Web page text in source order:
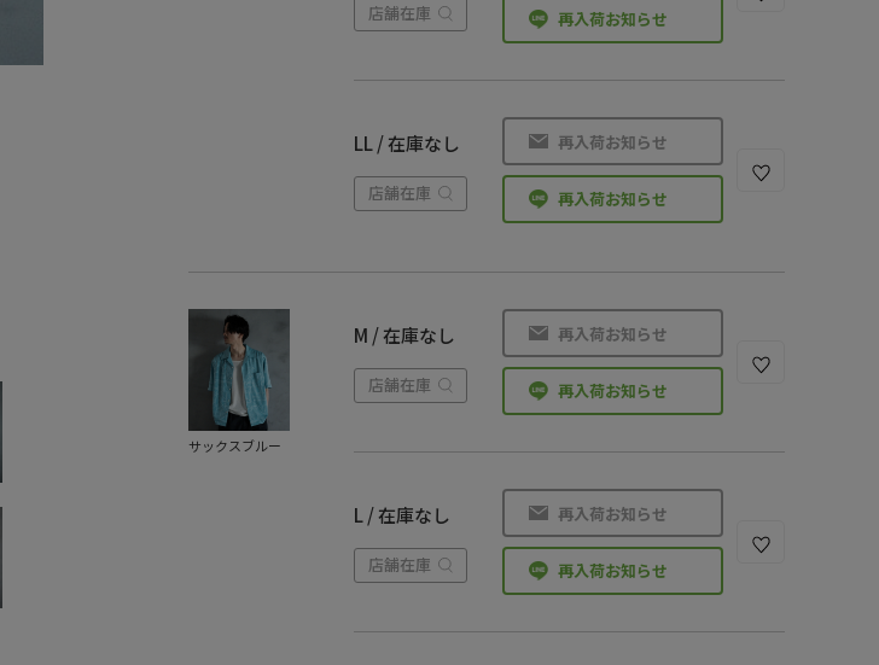
店舗在庫 再入荷お知らせ
LL / 在庫なし
店舗在庫
再入荷お知らせ
再入荷お知らせ
サックスブルー
M / 在庫なし
店舗在庫
再入荷お知らせ
再入荷お知らせ
L / 在庫なし
店舗在庫
再入荷お知らせ
再入荷お知らせ